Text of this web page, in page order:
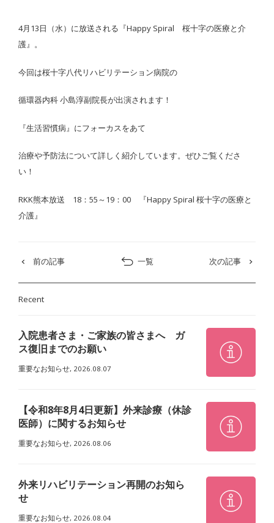
4月13日（水）に放送される『Happy Spiral 桜十字の医療と介
護』。
今回は桜十字八代リハビリテーション病院の
循環器内科 小島淳副院長が出演されます！
『生活習慣病』にフォーカスをあて
治療や予防法について詳しく紹介しています。ぜひご覧くださ
い！
RKK熊本放送 18：55～19：00 『Happy Spiral 桜十字の医療と
介護』
前の記事 一覧 次の記事
Recent
入院患者さま・ご家族の皆さまへ ガ
ス復旧までのお願い
重要なお知らせ, 2026.08.07
【令和8年8月4日更新】外来診療（休診
医師）に関するお知らせ
重要なお知らせ, 2026.08.06
外来リハビリテーション再開のお知ら
せ
重要なお知らせ, 2026.08.04